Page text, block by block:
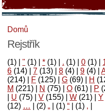
Domů
Rejstřík
(1) " (1) * (1) . (1) 0 (1)
6 (14) 7 (13) 8 (4) 9 (4)
(214)
F (125) G (69) H
M (221) N (75) O (61) P
U (75) V (155) W (21) Y
‚
(1)
“
(1)
„
(2)
…
(12)